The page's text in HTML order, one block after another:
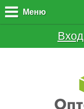
Вход
Меню